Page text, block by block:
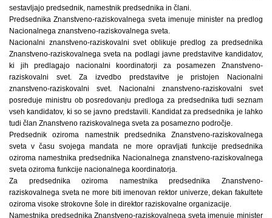
sestavljajo predsednik, namestnik predsednika in člani.
Predsednika Znanstveno-raziskovalnega sveta imenuje minister na predlog
Nacionalnega znanstveno-raziskovalnega sveta.
Nacionalni znanstveno-raziskovalni svet oblikuje predlog za predsednika
Znanstveno-raziskovalnega sveta na podlagi javne predstavitve kandidatov,
ki jih predlagajo nacionalni koordinatorji za posamezen Znanstveno-
raziskovalni svet. Za izvedbo predstavitve je pristojen Nacionalni
znanstveno-raziskovalni svet. Nacionalni znanstveno-raziskovalni svet
posreduje ministru ob posredovanju predloga za predsednika tudi seznam
vseh kandidatov, ki so se javno predstavili. Kandidat za predsednika je lahko
tudi član Znanstveno raziskovalnega sveta za posamezno področje.
Predsednik oziroma namestnik predsednika Znanstveno-raziskovalnega
sveta v času svojega mandata ne more opravljati funkcije predsednika
oziroma namestnika predsednika Nacionalnega znanstveno-raziskovalnega
sveta oziroma funkcije nacionalnega koordinatorja.
Za predsednika oziroma namestnika predsednika Znanstveno-
raziskovalnega sveta ne more biti imenovan rektor univerze, dekan fakultete
oziroma visoke strokovne šole in direktor raziskovalne organizacije.
Namestnika predsednika Znanstveno-raziskovalnega sveta imenuje minister